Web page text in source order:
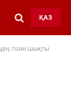
ҚАЗ
тізімі шықты